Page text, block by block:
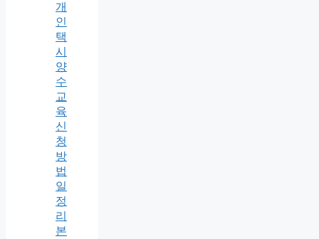
개
인
택
시
양
수
교
육
신
청
방
법
일
정
리
본